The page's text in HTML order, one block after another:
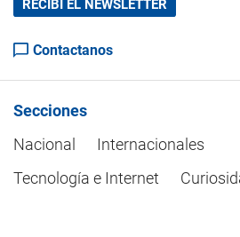
RECIBÍ EL NEWSLETTER
Contactanos
Secciones
Nacional
Internacionales
Tecnología e Internet